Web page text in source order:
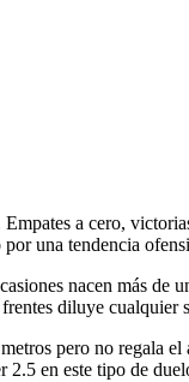
a cero,
una tendencia
nacen más de
diluye cualquier
pero no regala
en este tipo de